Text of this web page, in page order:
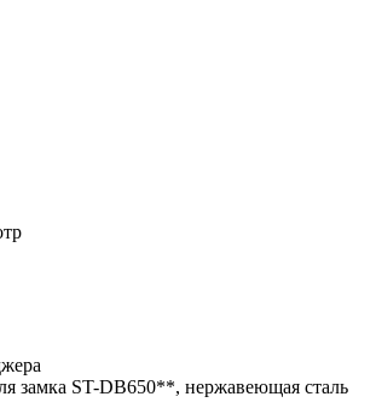
замка ST-DB650**, нержавеющая сталь